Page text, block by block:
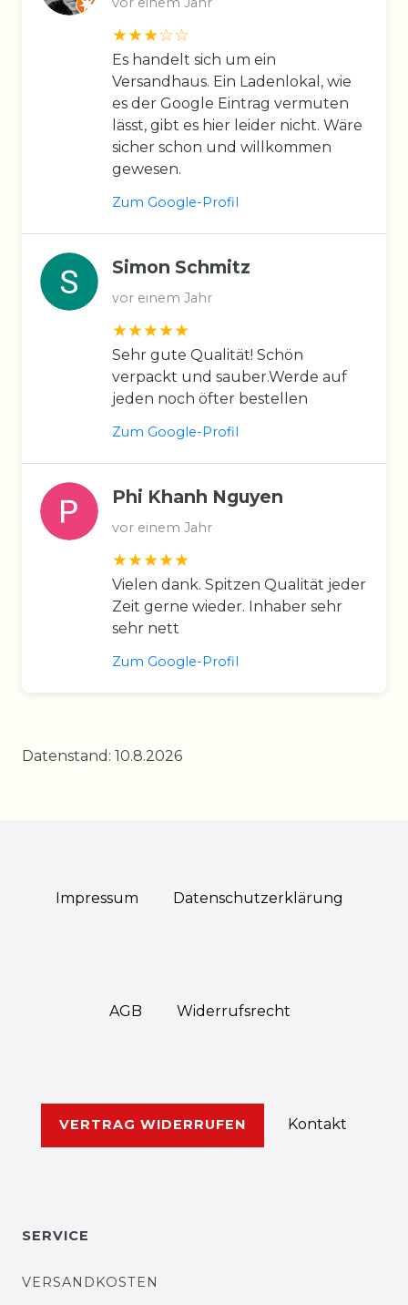
Es handelt sich um ein
Versandhaus. Ein Ladenlokal, wie
es der Google Eintrag vermuten
lässt, gibt es hier leider nicht. Wäre
sicher schon und willkommen
gewesen.
Zum Google-Profil
Simon Schmitz
vor einem Jahr
Sehr gute Qualität! Schön
verpackt und sauber.Werde auf
jeden noch öfter bestellen
Zum Google-Profil
Phi Khanh Nguyen
vor einem Jahr
Vielen dank. Spitzen Qualität jeder
Zeit gerne wieder. Inhaber sehr
sehr nett
Zum Google-Profil
Datenstand: 10.8.2026
Impressum Daten­schutz­erklärung
AGB Widerrufs­recht
VERTRAG WIDERRUFEN Kontakt
SERVICE
VERSANDKOSTEN